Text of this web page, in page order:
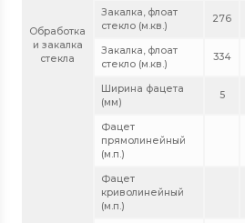
Обработка
и закалка
стекла
Закалка, флоат
стекло (м.кв.)
276
Закалка, флоат
стекло (м.кв.)
334
Ширина фацета
(мм)
5
Фацет
прямолинейный
(м.п.)
Фацет
криволинейный
(м.п.)